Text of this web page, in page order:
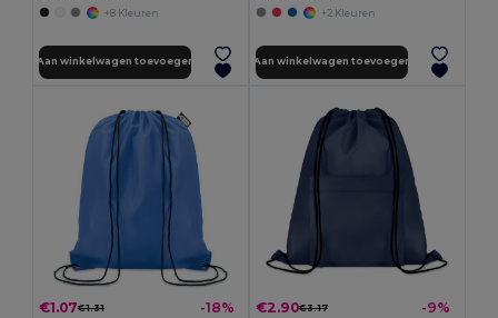
+8 Kleuren
Aan winkelwagen toevoegen
+2 Kleuren
Aan winkelwagen toevoegen
€1.07€1.31 -18% €2.90€3.17 -9%